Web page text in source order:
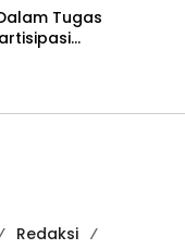
Tugas
Redaksi